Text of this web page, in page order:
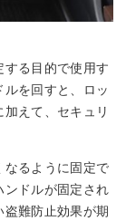
する目的で使用す
を回すと、ロッ
えて、セキュリ
なるように固定で
ンドルが固定され
盗難防止効果が期